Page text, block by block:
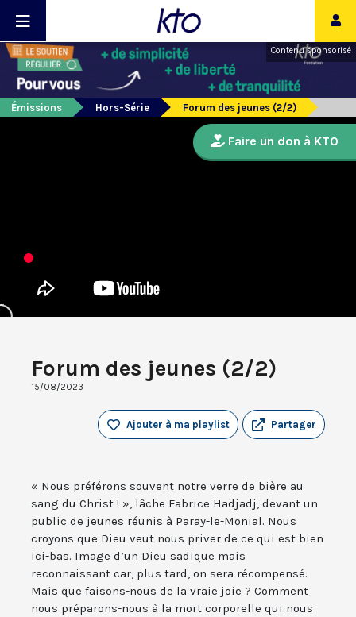
Contenu sponsorisé
Émissions Hors-Série Forum des jeunes (2/2)
Forum des jeunes (2/2)
15/08/2023
Partager
Ajouter à ma playlist
« Nous préférons souvent notre verre de bière au
sang du Christ ! », lâche Fabrice Hadjadj, devant un
public de jeunes réunis à Paray-le-Monial. Nous
croyons que Dieu veut nous priver de ce qui est bien
ici-bas. Image d’un Dieu sadique mais
reconnaissant car, plus tard, on sera récompensé.
Mais que faisons-nous de la vraie joie ? Comment
nous préparons-nous à la mort corporelle qui nous
Faire un don à KTO